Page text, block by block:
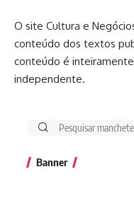
O site Cultura e
conteúdo dos textos
conteúdo é
independente.
Banner